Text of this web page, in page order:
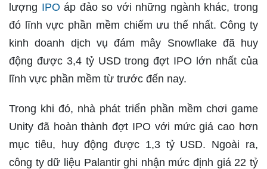
lượng IPO áp đảo so với những ngành khác, trong
đó lĩnh vực phần mềm chiếm ưu thế nhất. Công ty
kinh doanh dịch vụ đám mây Snowflake đã huy
động được 3,4 tỷ USD trong đợt IPO lớn nhất của
lĩnh vực phần mềm từ trước đến nay.
Trong khi đó, nhà phát triển phần mềm chơi game
Unity đã hoàn thành đợt IPO với mức giá cao hơn
mục tiêu, huy động được 1,3 tỷ USD. Ngoài ra,
công ty dữ liệu Palantir ghi nhận mức định giá 22 tỷ